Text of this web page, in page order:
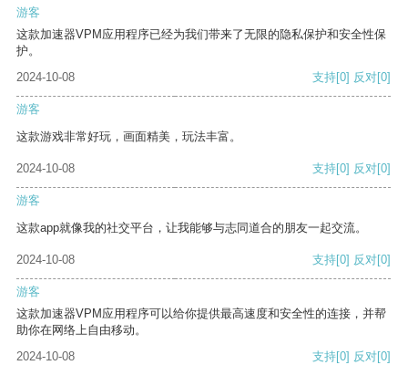
游客
这款加速器VPM应用程序已经为我们带来了无限的隐私保护和安全性保
护。
2024-10-08
支持[0] 反对[0]
游客
这款游戏非常好玩，画面精美，玩法丰富。
2024-10-08 支持[0] 反对[0]
游客
这款app就像我的社交平台，让我能够与志同道合的朋友一起交流。
2024-10-08 支持[0] 反对[0]
游客
这款加速器VPM应用程序可以给你提供最高速度和安全性的连接，并帮
助你在网络上自由移动。
2024-10-08
支持[0] 反对[0]